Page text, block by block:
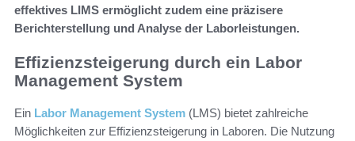
effektives LIMS ermöglicht zudem eine präzisere
Berichterstellung und Analyse der Laborleistungen.
Effizienzsteigerung durch ein Labor
Management System
Ein Labor Management System (LMS) bietet zahlreiche
Möglichkeiten zur Effizienzsteigerung in Laboren. Die Nutzung